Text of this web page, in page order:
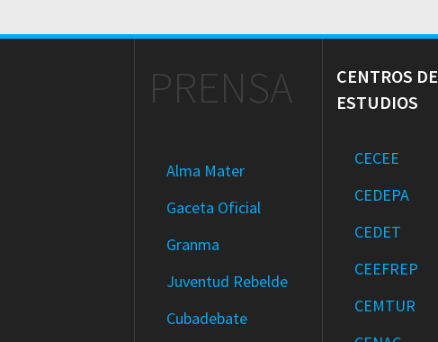
PRENSA
Alma Mater
Gaceta Oficial
Granma
Juventud Rebelde
Cubadebate
CENTROS DE
ESTUDIOS
CECEE
CEDEPA
CEDET
CEEFREP
CEMTUR